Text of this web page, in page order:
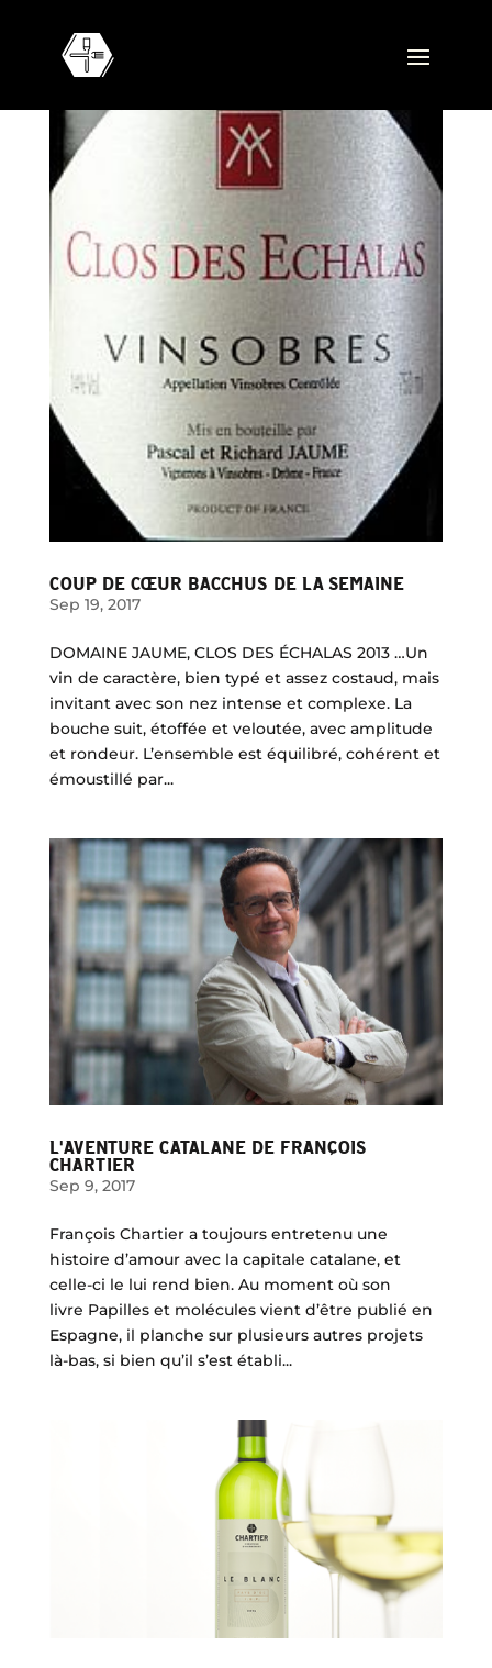
COUP DE CŒUR BACCHUS DE LA SEMAINE
Sep 19, 2017
DOMAINE JAUME, CLOS DES ÉCHALAS 2013 …Un
vin de caractère, bien typé et assez costaud, mais
invitant avec son nez intense et complexe. La
bouche suit, étoffée et veloutée, avec amplitude
et rondeur. L’ensemble est équilibré, cohérent et
émoustillé par...
L'AVENTURE CATALANE DE FRANÇOIS
CHARTIER
Sep 9, 2017
François Chartier a toujours entretenu une
histoire d’amour avec la capitale catalane, et
celle-ci le lui rend bien. Au moment où son
livre Papilles et molécules vient d’être publié en
Espagne, il planche sur plusieurs autres projets
là-bas, si bien qu’il s’est établi...